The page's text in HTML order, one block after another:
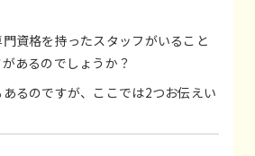
資格を持ったスタッフがいること
あるのでしょうか？
るのですが、ここでは2つお伝えい